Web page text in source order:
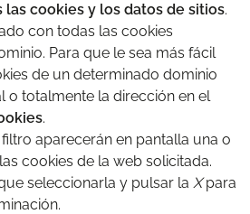
las cookies y los datos de sitios.
con todas las cookies
Para que le sea más fácil
de un determinado dominio
o totalmente la dirección en el
.
aparecerán en pantalla una o
cookies de la web solicitada.
seleccionarla y pulsar la Xpara